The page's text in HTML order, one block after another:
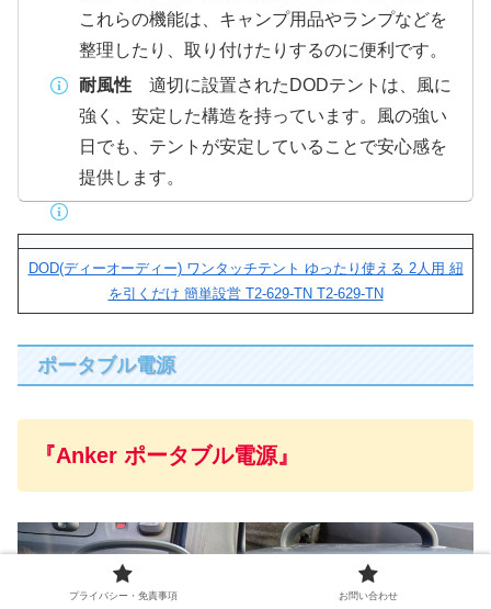
これらの機能は、キャンプ用品やランプなどを
整理したり、取り付けたりするのに便利です。
耐風性適切に設置されたDODテントは、風に
強く、安定した構造を持っています。風の強い
日でも、テントが安定していることで安心感を
提供します。
DOD(ディーオーディー) ワンタッチテント ゆったり使える 2人用 紐
を引くだけ 簡単設営 T2-629-TN T2-629-TN
ポータブル電源
『Anker ポータブル電源』
プライバシー・免責事項 お問い合わせ